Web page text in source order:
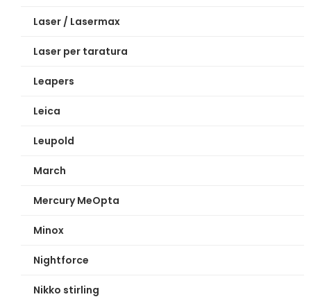
Laser / Lasermax
Laser per taratura
Leapers
Leica
Leupold
March
Mercury MeOpta
Minox
Nightforce
Nikko stirling